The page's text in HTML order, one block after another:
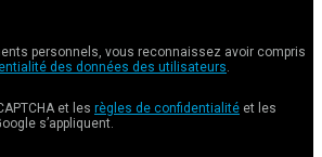
personnels, vous reconnaissez avoir compris
des données des utilisateurs.
et les règles de confidentialité et les
s’appliquent.